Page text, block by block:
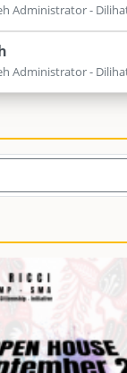
Administrator -
Administrator -